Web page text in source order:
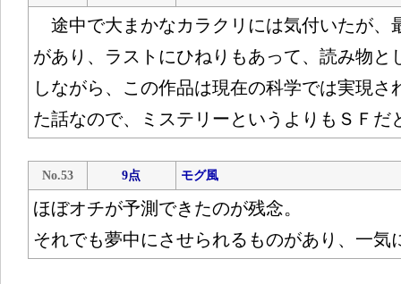
途中で大まかなカラクリには気付いたが、
があり、ラストにひねりもあって、読み物と
しながら、この作品は現在の科学では実現さ
た話なので、ミステリーというよりもＳＦだ
No.53 9点 モグ風
ほぼオチが予測できたのが残念。
それでも夢中にさせられるものがあり、一気